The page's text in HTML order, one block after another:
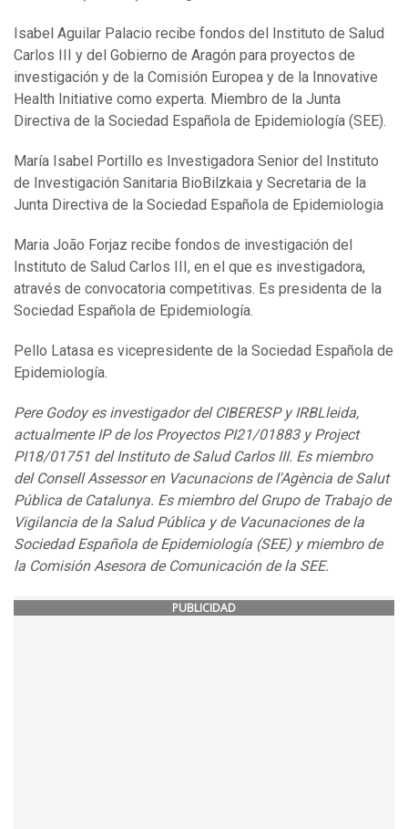
Isabel Aguilar Palacio recibe fondos del Instituto de Salud
Carlos III y del Gobierno de Aragón para proyectos de
investigación y de la Comisión Europea y de la Innovative
Health Initiative como experta. Miembro de la Junta
Directiva de la Sociedad Española de Epidemiología (SEE).
María Isabel Portillo es Investigadora Senior del Instituto
de Investigación Sanitaria BioBilzkaia y Secretaria de la
Junta Directiva de la Sociedad Española de Epidemiologia
Maria João Forjaz recibe fondos de investigación del
Instituto de Salud Carlos III, en el que es investigadora,
através de convocatoria competitivas. Es presidenta de la
Sociedad Española de Epidemiología.
Pello Latasa es vicepresidente de la Sociedad Española de
Epidemiología.
Pere Godoy es investigador del CIBERESP y IRBLleida,
actualmente IP de los Proyectos PI21/01883 y Project
PI18/01751 del Instituto de Salud Carlos III. Es miembro
del Consell Assessor en Vacunacions de l'Agència de Salut
Pública de Catalunya. Es miembro del Grupo de Trabajo de
Vigilancia de la Salud Pública y de Vacunaciones de la
Sociedad Española de Epidemiología (SEE) y miembro de
la Comisión Asesora de Comunicación de la SEE.
PUBLICIDAD